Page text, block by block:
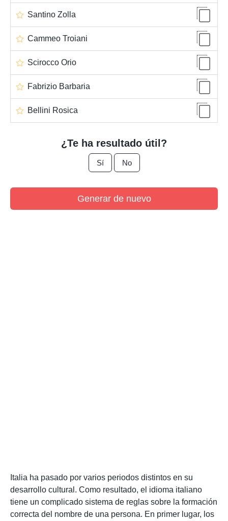
Santino Zolla
Cammeo Troiani
Scirocco Orio
Fabrizio Barbaria
Bellini Rosica
¿Te ha resultado útil?
Sí No
Generar de nuevo
Italia ha pasado por varios periodos distintos en su
desarrollo cultural. Como resultado, el idioma italiano
tiene un complicado sistema de reglas sobre la formación
correcta del nombre de una persona. En primer lugar, los